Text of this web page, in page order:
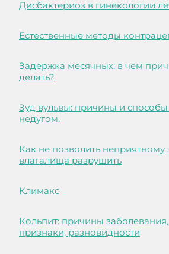
Дисбактериоз в гинекологии
Естественные методы
Задержка месячных: в чем
делать?
Зуд вульвы: причины и
недугом.
Как не позволить неприятному
влагалища разрушить
Климакс
Кольпит: причины
признаки, разновидности